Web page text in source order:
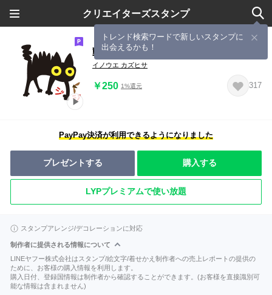
クリエイターズスタンプ
トレンド検索ワードで新しいスタンプに
出会えるかも！
動く！ぐるぐるくろねこ 6【夏】
イノウエ カズヒサ
￥250 1%還元 317
PayPay決済が利用できるようになりました
プレゼントする 購入する
LYPプレミアムで使い放題
スタンプアレンジ/デコレーションに対応
制作者に提供される情報について
LINEヤフー株式会社はスタンプ/絵文字/着せかえ制作者への売上レポートの提供の
ために、お客様の購入情報を利用します。
購入日付、登録国情報は制作者から確認することができます。(お客様を直接識別可
能な情報は含まれません)